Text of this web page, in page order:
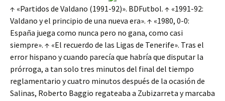
↑ «Partidos de Valdano (1991-92)». BDFutbol. ↑ «1991-92:
Valdano y el principio de una nueva era». ↑ «1980, 0-0:
España juega como nunca pero no gana, como casi
siempre». ↑ «El recuerdo de las Ligas de Tenerife». Tras el
error hispano y cuando parecía que habría que disputar la
prórroga, a tan solo tres minutos del final del tiempo
reglamentario y cuatro minutos después de la ocasión de
Salinas, Roberto Baggio regateaba a Zubizarreta y marcaba